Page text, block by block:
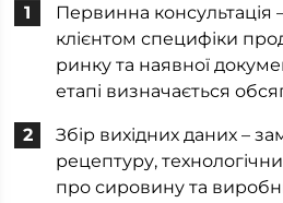
Первинна консультація
клієнтом специфіки
ринку та наявної
етапі визначається
Збір вихідних даних –
рецептуру,
про сировину та